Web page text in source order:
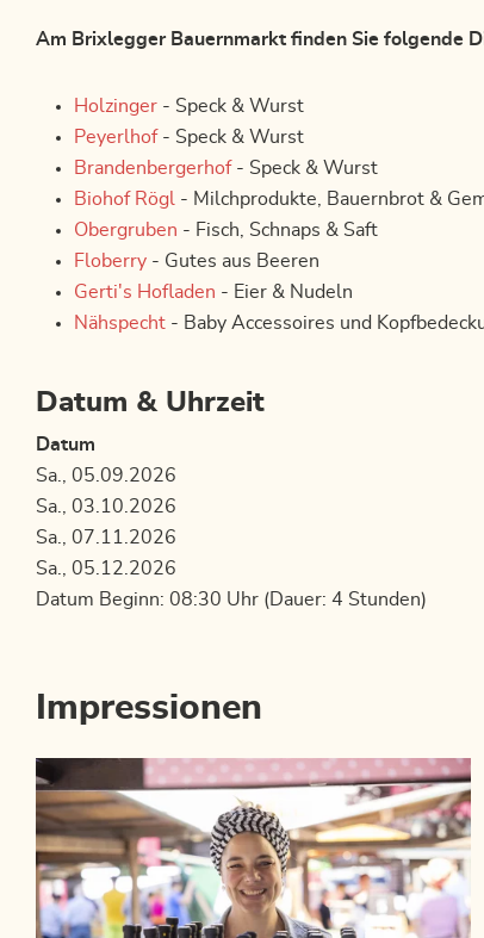
Am Brixlegger Bauernmarkt finden Sie folgende
Holzinger - Speck & Wurst
Peyerlhof- Speck & Wurst
Brandenbergerhof- Speck & Wurst
Biohof Rögl - Milchprodukte, Bauernbrot &
Obergruben - Fisch, Schnaps & Saft
Floberry - Gutes aus Beeren
Gerti's Hofladen - Eier & Nudeln
Nähspecht - Baby Accessoires und
Datum & Uhrzeit
Datum
Sa., 05.09.2026
Sa., 03.10.2026
Sa., 07.11.2026
Sa., 05.12.2026
Datum Beginn: 08:30 Uhr (Dauer: 4 Stunden)
Impressionen